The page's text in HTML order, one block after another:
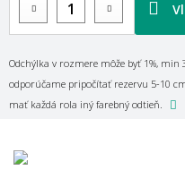
Odchýlka v rozmere môže byť 1%, min
odporúčame pripočítať rezervu 5-10
mať každá rola iný farebný odtieň.